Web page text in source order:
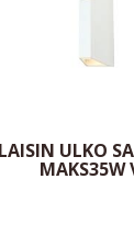
ULKO
MAKS35W